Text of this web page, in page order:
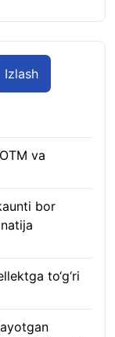
Izlash
va
bor
to‘g‘ri